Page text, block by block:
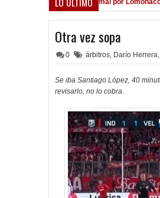
espera de la oferta formal por Lomónaco
Otra vez sopa
0 árbitros, Darío Herrera,
Se iba Santiago López, 40
revisarlo, no lo cobra.